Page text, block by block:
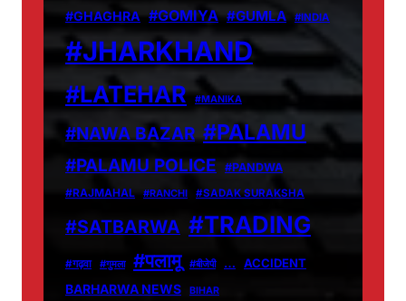
#GHAGHRA #GOMIYA #GUMLA #INDIA
#JHARKHAND
#LATEHAR #MANIKA
#NAWA BAZAR #PALAMU
#PALAMU POLICE
#PANDWA
#RAJMAHAL
#RANCHI #SADAK SURAKSHA
#SATBARWA #TRADING
#गढ़वा #गुमला #पलामू #बीजेपी … ACCIDENT
BARHARWA NEWS BIHAR